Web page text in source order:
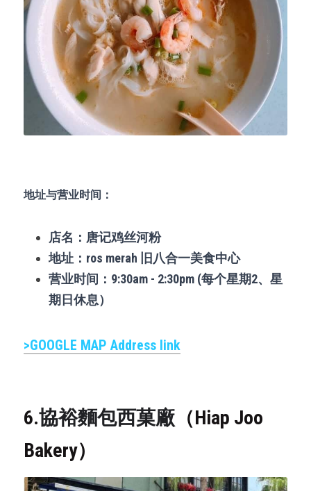
地址与营业时间：
店名：唐记鸡丝河粉
地址：ros merah 旧八合一美食中心
营业时间：9:30am - 2:30pm (每个星期2、星
期日休息）
>GOOGLE MAP Address link
6.協裕麵包西菓廠 （Hiap Joo
Bakery）